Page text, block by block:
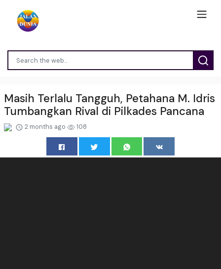
Masih Terlalu Tangguh, Petahana M. Idris
Tumbangkan Rival di Pilkades Pancana
2 months ago 108